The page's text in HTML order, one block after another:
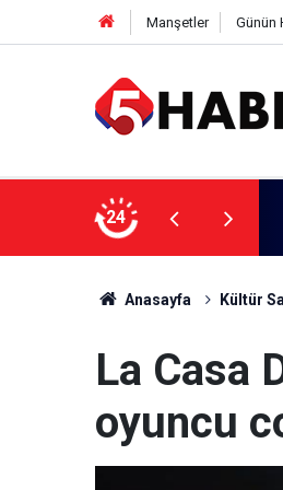
Manşetler Günün
24
dahil 11 kişi gözaltına alındı
Anasayfa Kültür
La Casa
oyuncu